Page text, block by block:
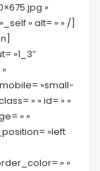
»
» alt= » » /]
»1_3″
»small-
» » id= » »
» »
»left
» »